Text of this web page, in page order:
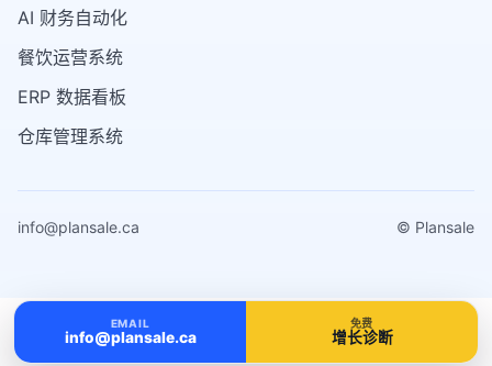
AI 财务自动化
餐饮运营系统
ERP 数据看板
仓库管理系统
info@plansale.ca © Plansale
EMAIL
info@plansale.ca
免费
增长诊断